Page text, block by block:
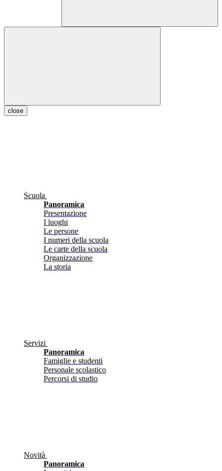
close
Scuola
Panoramica
Presentazione
I luoghi
Le persone
I numeri della scuola
Le carte della scuola
Organizzazione
La storia
Servizi
Panoramica
Famiglie e studenti
Personale scolastico
Percorsi di studio
Novità
Panoramica